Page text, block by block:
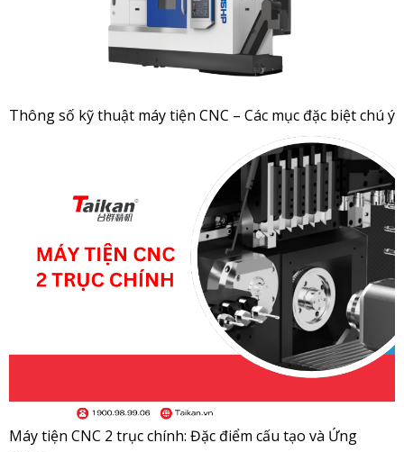
Thông số kỹ thuật máy tiện CNC – Các mục đặc biệt chú ý
Máy tiện CNC 2 trục chính: Đặc điểm cấu tạo và Ứng